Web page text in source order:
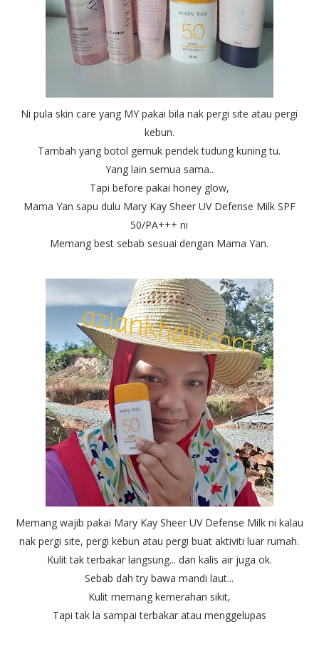
Ni pula skin care yang MY pakai bila nak pergi site atau pergi
kebun.
Tambah yang botol gemuk pendek tudung kuning tu.
Yang lain semua sama..
Tapi before pakai honey glow,
Mama Yan sapu dulu Mary Kay Sheer UV Defense Milk SPF
50/PA+++ ni
Memang best sebab sesuai dengan Mama Yan.
Memang wajib pakai Mary Kay Sheer UV Defense Milk ni kalau
nak pergi site, pergi kebun atau pergi buat aktiviti luar rumah.
Kulit tak terbakar langsung... dan kalis air juga ok.
Sebab dah try bawa mandi laut...
Kulit memang kemerahan sikit,
Tapi tak la sampai terbakar atau menggelupas